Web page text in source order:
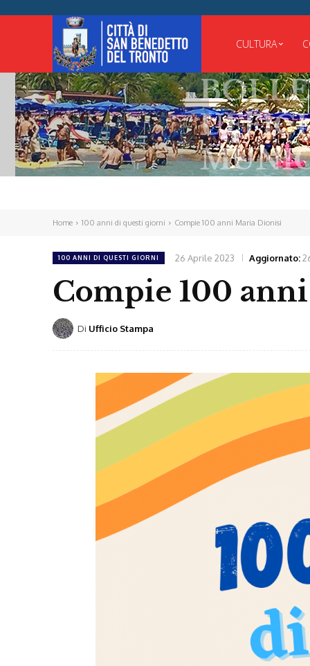
CULTURA
UFFICIALE
MUNICIPALE
Home 100 anni di questi giorni Compie 100 anni Maria Dionisi
100 ANNI DI QUESTI GIORNI 26 Aprile 2023 Aggiornato:
Compie 100
Di Ufficio Stampa